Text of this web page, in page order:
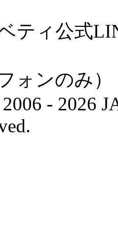
ティ公式
ォンのみ）
- 2026